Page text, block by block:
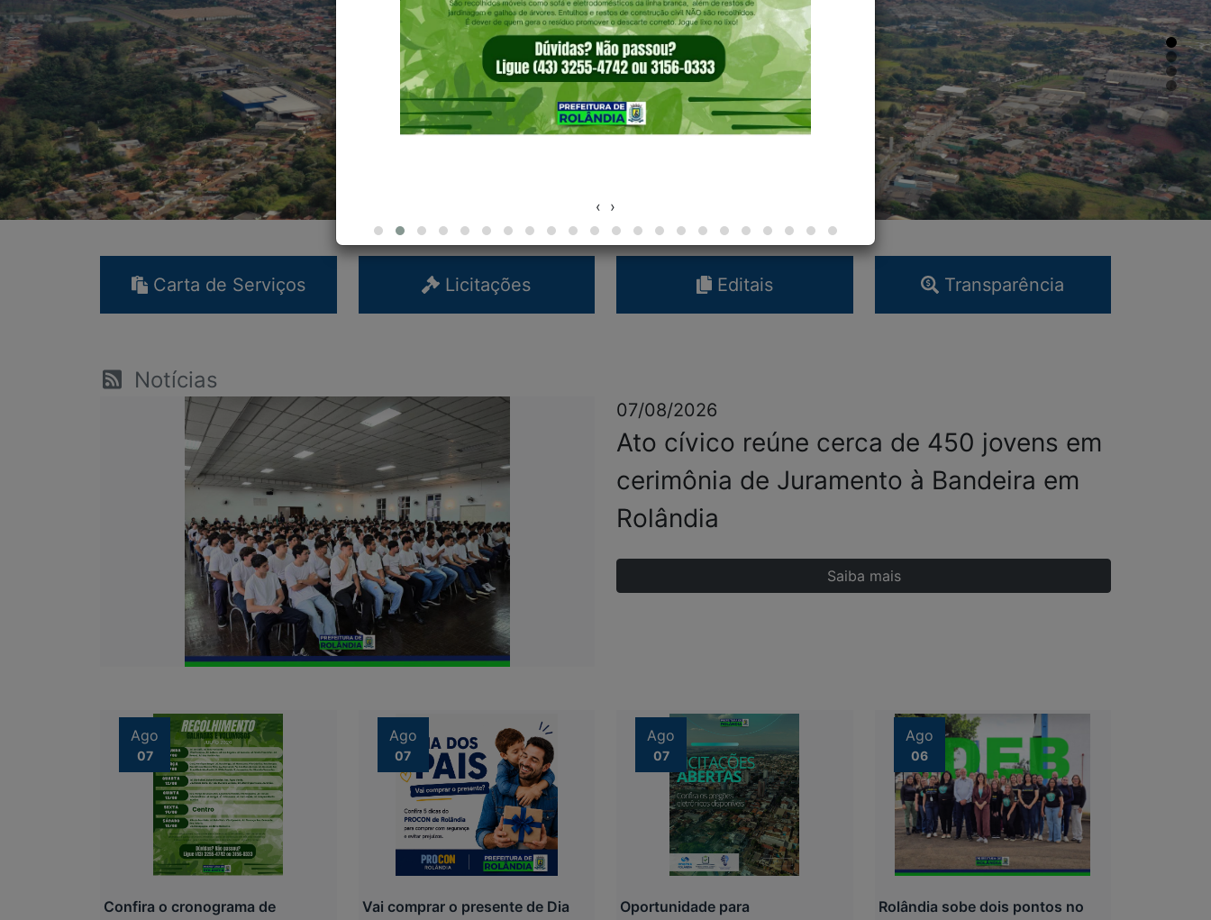
‹ ›
Carta de Serviços Licitações Editais Transparência
Notícias
07/08/2026
Ato cívico reúne cerca de 450 jovens em
cerimônia de Juramento à Bandeira em
Rolândia
Saiba mais
Ago
07
Confira o cronograma de
Ago
07
Vai comprar o presente de Dia
Ago
07
Oportunidade para
Ago
06
Rolândia sobe dois pontos no